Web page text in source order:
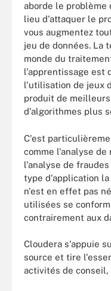
aborde le problème
lieu d'attaquer le
vous augmentez
jeu de données. La
monde du
l'apprentissage est
l'utilisation de jeux
produit de
d'algorithmes plus
C'est
comme l'analyse de
l'analyse de
type d'application
n'est en effet pas
utilisées se
contrairement aux
Cloudera s'appuie
source et tire
activités de